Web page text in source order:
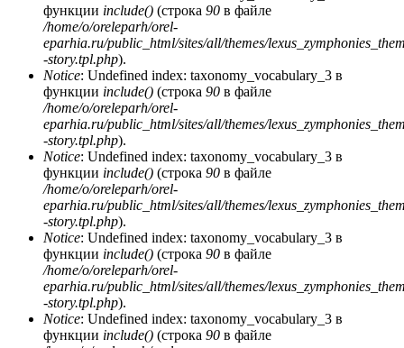
функции include() (строка 90 в файле
/home/o/oreleparh/orel-
eparhia.ru/public_html/sites/all/themes/
-story.tpl.php).
Notice: Undefined index: taxonomy_vocabulary_3 в
функции include() (строка 90 в файле
/home/o/oreleparh/orel-
eparhia.ru/public_html/sites/all/themes/
-story.tpl.php).
Notice: Undefined index: taxonomy_vocabulary_3 в
функции include() (строка 90 в файле
/home/o/oreleparh/orel-
eparhia.ru/public_html/sites/all/themes/
-story.tpl.php).
Notice: Undefined index: taxonomy_vocabulary_3 в
функции include() (строка 90 в файле
/home/o/oreleparh/orel-
eparhia.ru/public_html/sites/all/themes/
-story.tpl.php).
Notice: Undefined index: taxonomy_vocabulary_3 в
функции include() (строка 90 в файле